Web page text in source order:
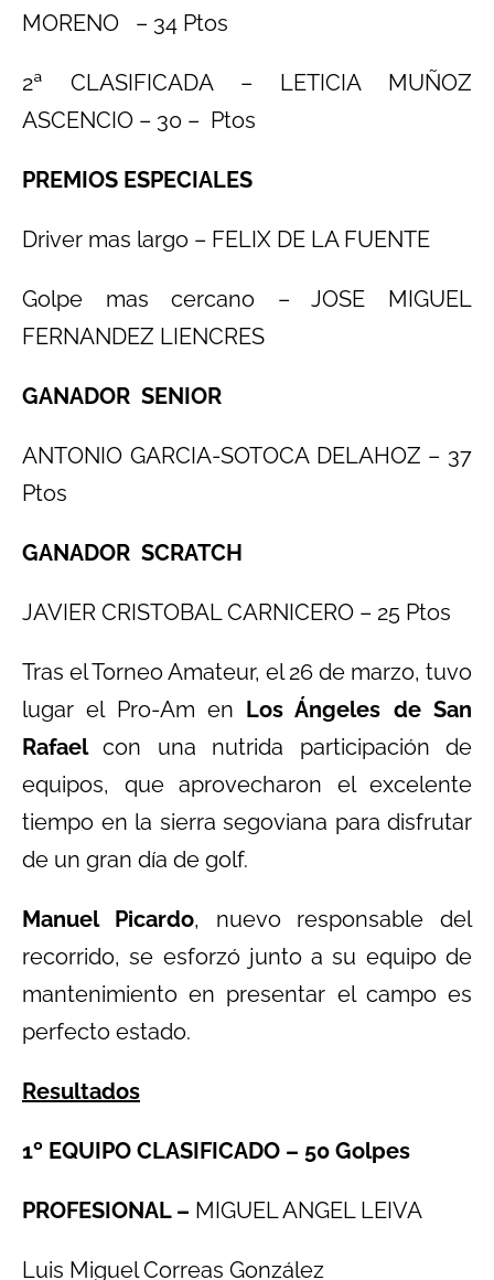
MORENO – 34 Ptos
2ª CLASIFICADA – LETICIA MUÑOZ
ASCENCIO – 30 – Ptos
PREMIOS ESPECIALES
Driver mas largo – FELIX DE LA FUENTE
Golpe mas cercano – JOSE MIGUEL
FERNANDEZ LIENCRES
GANADOR SENIOR
ANTONIO GARCIA-SOTOCA DELAHOZ – 37
Ptos
GANADOR SCRATCH
JAVIER CRISTOBAL CARNICERO – 25 Ptos
Tras el Torneo Amateur, el 26 de marzo, tuvo
lugar el Pro-Am en Los Ángeles de San
Rafaelcon una nutrida participación de
equipos, que aprovecharon el excelente
tiempo en la sierra segoviana para disfrutar
de un gran día de golf.
Manuel Picardo, nuevo responsable del
recorrido, se esforzó junto a su equipo de
mantenimiento en presentar el campo es
perfecto estado.
Resultados
1º EQUIPO CLASIFICADO – 50 Golpes
PROFESIONAL– MIGUEL ANGEL LEIVA
Luis Miguel Correas González